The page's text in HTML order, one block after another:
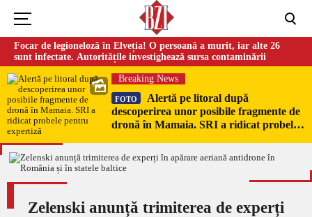
Focar de legioneloză în Elveția! O persoană a murit, iar alte 26
sunt infectate. Autoritățile investighează sursa contaminării
Breaking News
FOTO
Alertă pe litoral după
descoperirea unor posibile fragmente de
dronă în Mamaia. SRI a ridicat probele
Zelenski anunță trimiterea de experți